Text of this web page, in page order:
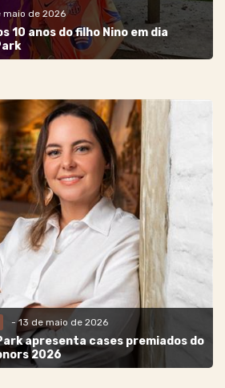
maio de 2026
10 anos do filho Nino em dia
- 13 de maio de 2026
apresenta cases premiados do
2026